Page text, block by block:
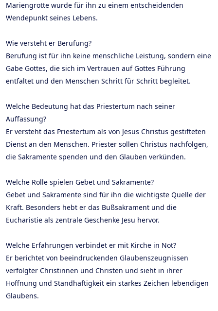
Mariengrotte wurde für ihn zu einem entscheidenden
Wendepunkt seines Lebens.
Wie versteht er Berufung?
Berufung ist für ihn keine menschliche Leistung, sondern eine
Gabe Gottes, die sich im Vertrauen auf Gottes Führung
entfaltet und den Menschen Schritt für Schritt begleitet.
Welche Bedeutung hat das Priestertum nach seiner
Auffassung?
Er versteht das Priestertum als von Jesus Christus gestifteten
Dienst an den Menschen. Priester sollen Christus nachfolgen,
die Sakramente spenden und den Glauben verkünden.
Welche Rolle spielen Gebet und Sakramente?
Gebet und Sakramente sind für ihn die wichtigste Quelle der
Kraft. Besonders hebt er das Bußsakrament und die
Eucharistie als zentrale Geschenke Jesu hervor.
Welche Erfahrungen verbindet er mit Kirche in Not?
Er berichtet von beeindruckenden Glaubenszeugnissen
verfolgter Christinnen und Christen und sieht in ihrer
Hoffnung und Standhaftigkeit ein starkes Zeichen lebendigen
Glaubens.